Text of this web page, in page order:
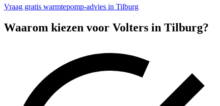
Vraag gratis warmtepomp-advies in Tilburg
Waarom kiezen voor Volters in Tilburg?